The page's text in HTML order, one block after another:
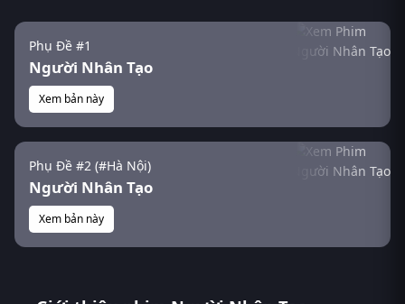
Phụ Đề #1
Người Nhân Tạo
Xem bản này
Phụ Đề #2 (#Hà Nội)
Người Nhân Tạo
Xem bản này